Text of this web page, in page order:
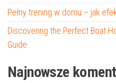
Pełny trening w domu – jak
Discovering the Perfect Boat
Guide
Najnowsze